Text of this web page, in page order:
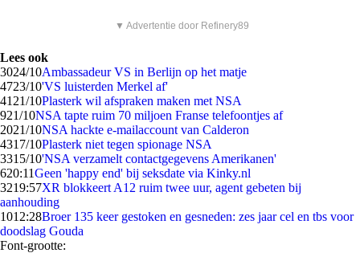
▼ Advertentie door Refinery89
Lees ook
3024/10Ambassadeur VS in Berlijn op het matje
4723/10'VS luisterden Merkel af'
41 21/10Plasterk wil afspraken maken met NSA
921/10NSA tapte ruim 70 miljoen Franse telefoontjes af
2021/10NSA hackte e-mailaccount van Calderon
4317/10Plasterk niet tegen spionage NSA
3315/10'NSA verzamelt contactgegevens Amerikanen'
620:11Geen 'happy end' bij seksdate via Kinky.nl
3219:57XR blokkeert A12 ruim twee uur, agent gebeten bij
aanhouding
1012:28Broer 135 keer gestoken en gesneden: zes jaar cel en tbs voor
doodslag Gouda
Font-grootte: